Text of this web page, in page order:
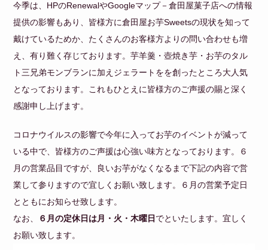
今季は、HPのRenewalやGoogleマップ－倉田屋菓子店への情報
提供の影響もあり、皆様方に倉田屋お芋Sweetsの現状を知って
戴けているためか、たくさんのお客様方よりの問い合わせも増
え、有り難く存じております。芋羊羹・壺焼き芋・お芋のタル
ト三兄弟モンブランに加えジェラートをを創ったところ大人気
となっております。これもひとえに皆様方のご声援の賜と深く
感謝申し上げます。
コロナウイルスの影響で今年に入ってお芋のイベントが減って
いる中で、皆様方のご声援は心強い味方となっております。６
月の営業品目ですが、良いお芋がなくなるまで下記の内容で営
業して参りますので宜しくお願い致します。６月の営業予定日
とともにお知らせ致します。
なお、
６月の定休日は月・火・木曜日 でといたします。宜しく
お願い致します。